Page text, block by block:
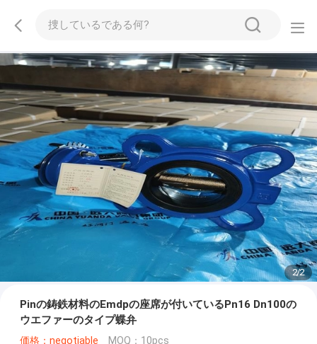
2/2
Pinの鋳鉄材料のEmdpの座席が付いているPn16 Dn100の
ウエファーのタイプ蝶弁
価格：negotiable MOQ：10pcs